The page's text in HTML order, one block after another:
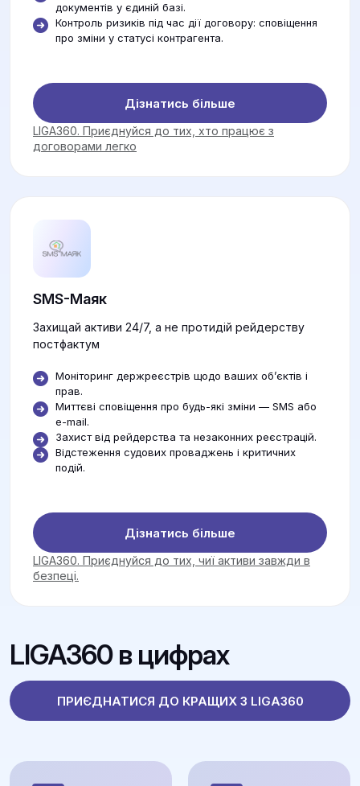
документів у єдиній базі.
Контроль ризиків під час дії договору: сповіщення
про зміни у статусі контрагента.
Дізнатись більше
LIGA360. Приєднуйся до тих, хто працює з
договорами легко
SMS-Маяк
Захищай активи 24/7, а не протидій рейдерству
постфактум
Моніторинг держреєстрів щодо ваших об’єктів і
прав.
Миттєві сповіщення про будь-які зміни — SMS або
e-mail.
Захист від рейдерства та незаконних реєстрацій.
Відстеження судових проваджень і критичних
подій.
Дізнатись більше
LIGA360. Приєднуйся до тих, чиї активи завжди в
безпеці.
LIGA360 в цифрах
ПРИЄДНАТИСЯ ДО КРАЩИХ З LIGA360